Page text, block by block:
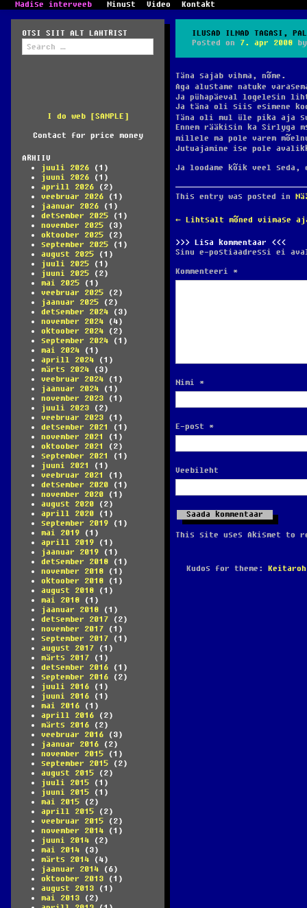
Madise interveeb Minust Video Kontakt
OTSI SIIT ALT LAHTRIST
Search
for:
I do web [SAMPLE]
Contact for price money
ARHIIV
juuli 2026 (1)
juuni 2026 (1)
aprill 2026 (2)
veebruar 2026 (1)
jaanuar 2026 (1)
detsember 2025 (1)
november 2025 (3)
oktoober 2025 (2)
september 2025 (1)
august 2025 (1)
juuli 2025 (1)
juuni 2025 (2)
mai 2025 (1)
veebruar 2025 (2)
jaanuar 2025 (2)
detsember 2024 (3)
november 2024 (4)
oktoober 2024 (2)
september 2024 (1)
mai 2024 (1)
aprill 2024 (1)
märts 2024 (3)
veebruar 2024 (1)
jaanuar 2024 (1)
november 2023 (1)
juuli 2023 (2)
veebruar 2023 (1)
detsember 2021
(1)
november 2021
(1)
oktoober 2021
(2)
september 2021
(1)
juuni 2021
(1)
veebruar 2021
(1)
detsember 2020 (1)
november 2020 (1)
august 2020 (2)
aprill 2020 (1)
september 2019 (1)
mai 2019 (1)
aprill 2019 (1)
jaanuar 2019 (1)
detsember 2018 (1)
november 2018 (1)
oktoober 2018 (1)
august 2018 (1)
mai 2018 (1)
jaanuar 2018 (1)
detsember 2017 (2)
november 2017 (1)
september 2017 (1)
august 2017 (1)
märts 2017 (1)
detsember 2016 (1)
september 2016 (2)
juuli 2016 (1)
juuni 2016 (1)
mai 2016 (1)
aprill 2016 (2)
märts 2016 (2)
veebruar 2016 (3)
jaanuar 2016 (2)
november 2015 (1)
september 2015 (2)
august 2015 (2)
juuli 2015 (1)
juuni 2015 (1)
mai 2015 (2)
aprill 2015 (2)
veebruar 2015 (2)
november 2014 (1)
juuni 2014 (2)
mai 2014 (3)
märts 2014 (4)
jaanuar 2014 (6)
oktoober 2013 (1)
august 2013 (1)
mai 2013 (2)
ILUSAD ILMAD TAGASI,
Posted on 7. apr 2008
Täna sajab vihma, nõme.
Aga alustame natuke
Ja pühapäeval logelesin
Ja täna oli siis esimene
Täna oli mul üle pika aja
Ennem rääkisin ka Sirlyga
millele ma pole varem
Jutuajamine ise pole
Ja loodame kõik veel
This entry was posted in
POST
← Lihtsalt mõned viimase
Lisa kommentaar
Sinu e-postiaadressi ei
Kommenteeri *
Nimi *
E-post *
Veebileht
This site uses Akismet to
Kudos for theme: